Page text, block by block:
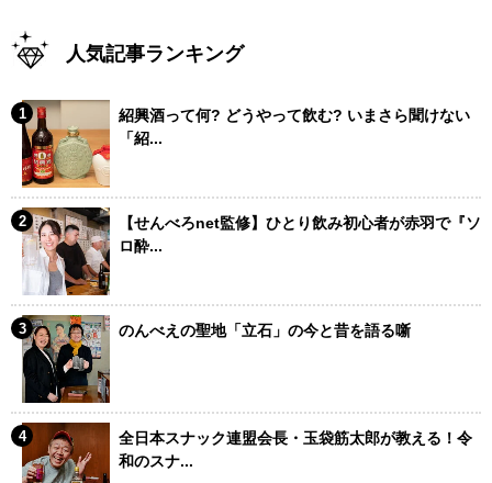
人気記事ランキング
紹興酒って何? どうやって飲む? いまさら聞けない
「紹...
【せんべろnet監修】ひとり飲み初心者が赤羽で『ソ
ロ酔...
のんべえの聖地「立石」の今と昔を語る噺
全日本スナック連盟会長・玉袋筋太郎が教える！令
和のスナ...